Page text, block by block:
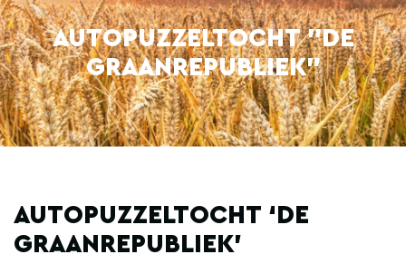
AUTOPUZZELTOCHT "DE
GRAANREPUBLIEK"
AUTOPUZZELTOCHT ‘DE
GRAANREPUBLIEK’